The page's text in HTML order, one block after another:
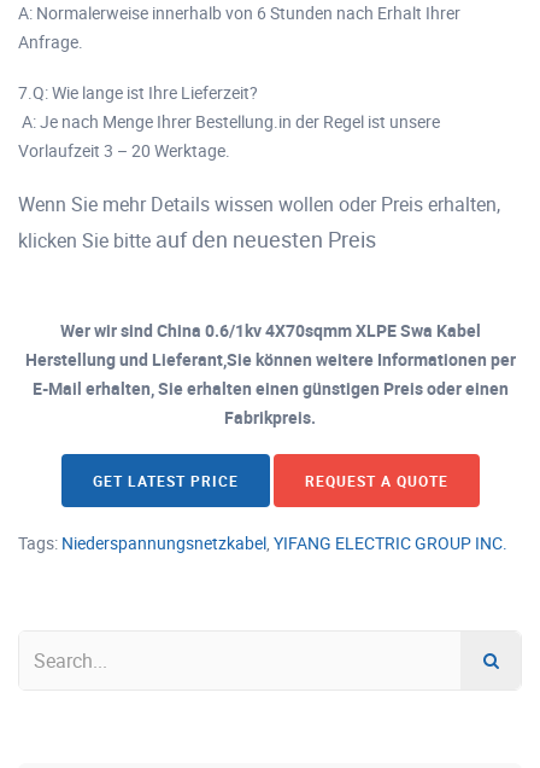
A: Normalerweise innerhalb von 6 Stunden nach Erhalt Ihrer
Anfrage.
7.Q: Wie lange ist Ihre Lieferzeit?
A: Je nach Menge Ihrer Bestellung.in der Regel ist unsere
Vorlaufzeit 3 – 20 Werktage.
Wenn Sie mehr Details wissen wollen oder Preis erhalten,
klicken Sie bitte auf den neuesten Preis
Wer wir sind China 0.6/1kv 4X70sqmm XLPE Swa Kabel
Herstellung und Lieferant,Sie können weitere Informationen per
E-Mail erhalten, Sie erhalten einen günstigen Preis oder einen
Fabrikpreis.
GET LATEST PRICE REQUEST A QUOTE
Tags: Niederspannungsnetzkabel, YIFANG ELECTRIC GROUP INC.